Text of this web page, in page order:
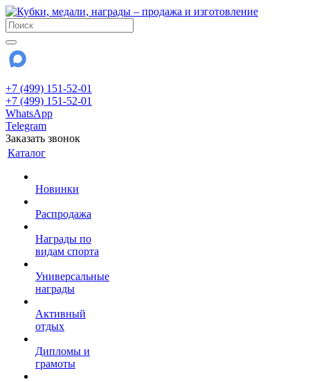
+7 (499) 151-52-01
+7 (499) 151-52-01
WhatsApp
Telegram
Заказать звонок
Каталог
Новинки
Распродажа
Награды по
видам спорта
Универсальные
награды
Активный
отдых
Дипломы и
грамоты